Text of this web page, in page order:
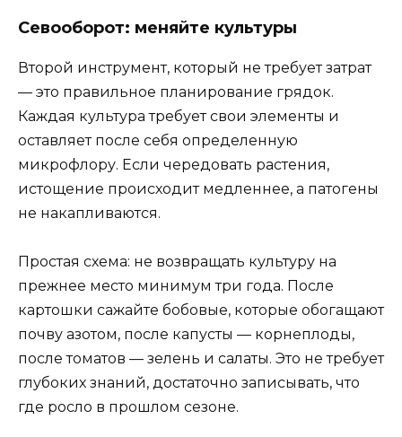
Севооборот: меняйте культуры
Второй инструмент, который не требует затрат
— это правильное планирование грядок.
Каждая культура требует свои элементы и
оставляет после себя определенную
микрофлору. Если чередовать растения,
истощение происходит медленнее, а патогены
не накапливаются.
Простая схема: не возвращать культуру на
прежнее место минимум три года. После
картошки сажайте бобовые, которые обогащают
почву азотом, после капусты — корнеплоды,
после томатов — зелень и салаты. Это не требует
глубоких знаний, достаточно записывать, что
где росло в прошлом сезоне.